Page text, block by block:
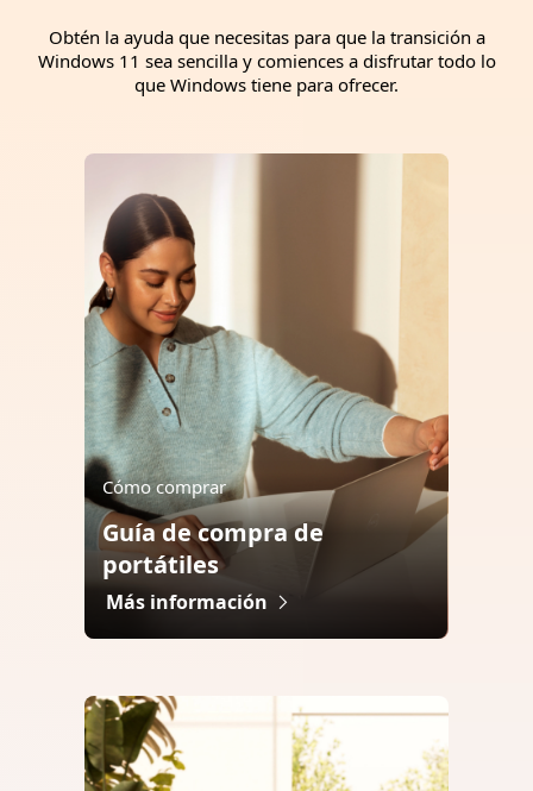
Obtén la ayuda que necesitas para que la transición a
Windows 11 sea sencilla y comiences a disfrutar todo lo
que Windows tiene para ofrecer.
Cómo comprar
Guía de compra de
portátiles
Más información